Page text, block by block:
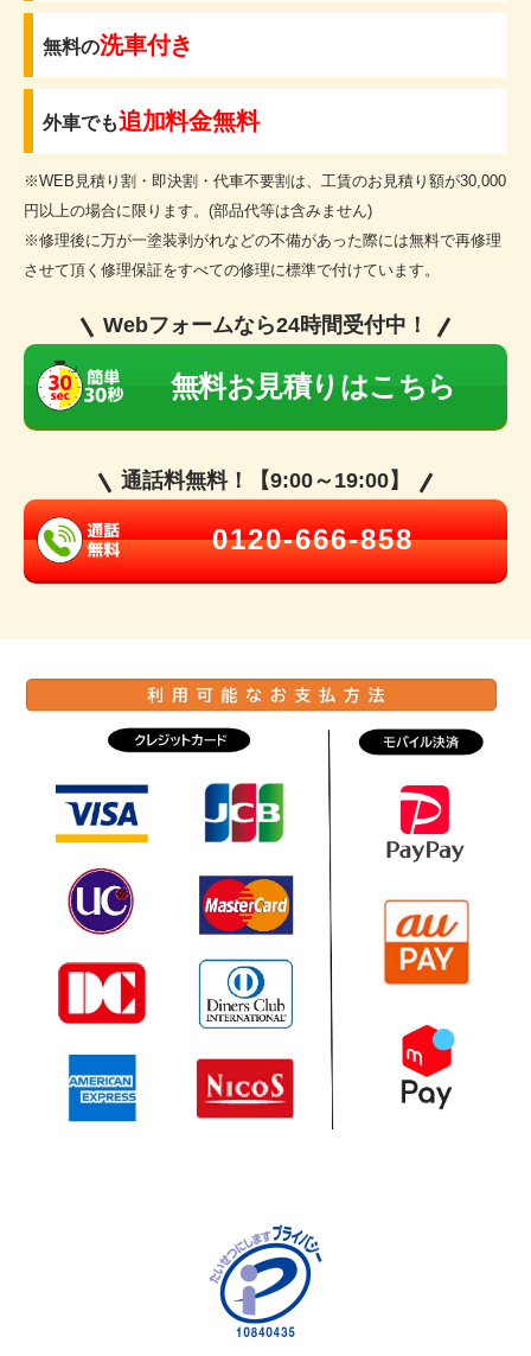
無料の洗車付き
外車でも追加料金無料
※WEB見積り割・即決割・代車不要割は、工賃のお見積り額が30,000
円以上の場合に限ります。(部品代等は含みません)
※修理後に万が一塗装剥がれなどの不備があった際には無料で再修理
させて頂く修理保証をすべての修理に標準で付けています。
Webフォームなら24時間受付中！
無料お見積りはこちら
通話料無料！【9:00～19:00】
0120-666-858